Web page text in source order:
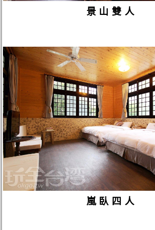
景山雙人
嵐臥四人